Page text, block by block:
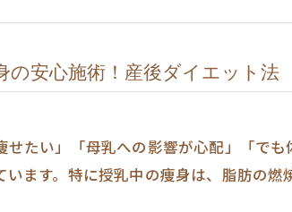
の安心施術！産後ダイエット法
せたい」「母乳への影響が心配」「で
います。特に授乳中の痩身は、脂肪の燃